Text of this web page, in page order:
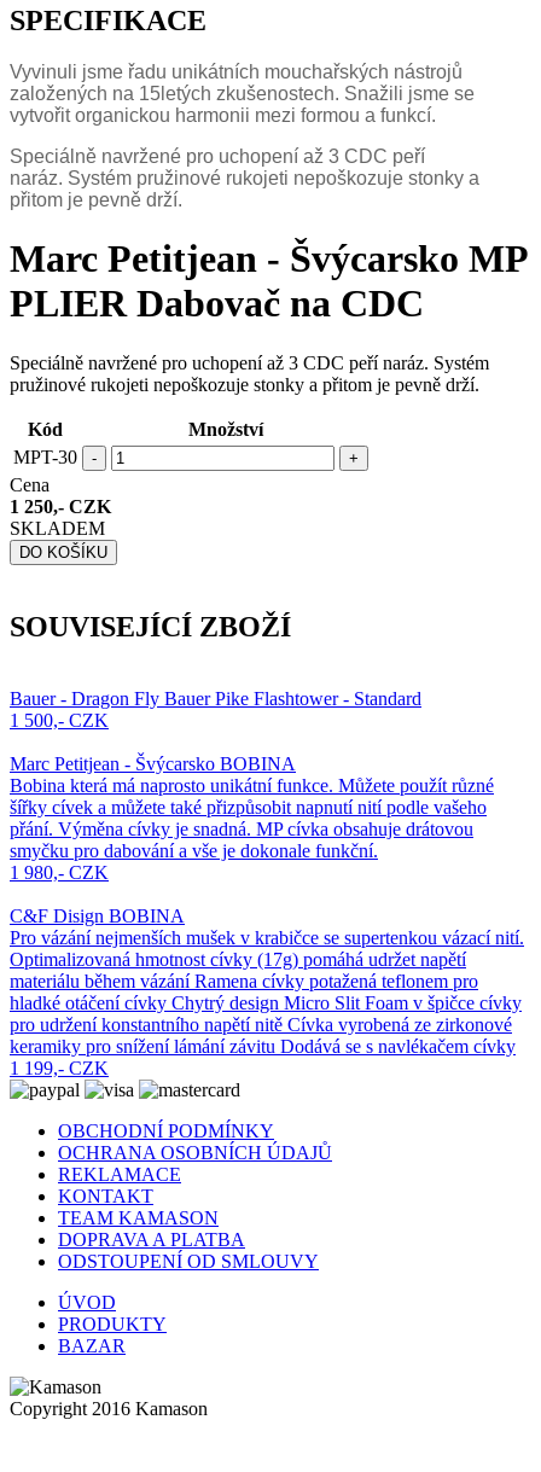
SPECIFIKACE
Vyvinuli jsme řadu unikátních mouchařských nástrojů
založených na 15letých zkušenostech. Snažili jsme se
vytvořit organickou harmonii mezi formou a funkcí.
Speciálně navržené pro uchopení až 3 CDC peří
naráz. Systém pružinové rukojeti nepoškozuje stonky a
přitom je pevně drží.
Marc Petitjean - Švýcarsko MP
PLIER Dabovač na CDC
Speciálně navržené pro uchopení až 3 CDC peří naráz. Systém
pružinové rukojeti nepoškozuje stonky a přitom je pevně drží.
Kód
Množství
MPT-30
- +
Cena
1 250,- CZK
SKLADEM
DO KOŠÍKU
SOUVISEJÍCÍ ZBOŽÍ
Bauer - Dragon Fly Bauer Pike Flashtower - Standard
1 500,- CZK
Marc Petitjean - Švýcarsko BOBINA
Bobina která má naprosto unikátní funkce. Můžete použít různé
šířky cívek a můžete také přizpůsobit napnutí nití podle vašeho
přání. Výměna cívky je snadná. MP cívka obsahuje drátovou
smyčku pro dabování a vše je dokonale funkční.
1 980,- CZK
C&F Disign BOBINA
Pro vázání nejmenších mušek v krabičce se supertenkou vázací nití.
Optimalizovaná hmotnost cívky (17g) pomáhá udržet napětí
materiálu během vázání Ramena cívky potažená teflonem pro
hladké otáčení cívky Chytrý design Micro Slit Foam v špičce cívky
pro udržení konstantního napětí nitě Cívka vyrobená ze zirkonové
keramiky pro snížení lámání závitu Dodává se s navlékačem cívky
1 199,- CZK
OBCHODNÍ PODMÍNKY
OCHRANA OSOBNÍCH ÚDAJŮ
REKLAMACE
KONTAKT
TEAM KAMASON
DOPRAVA A PLATBA
ODSTOUPENÍ OD SMLOUVY
ÚVOD
PRODUKTY
BAZAR
Copyright 2016 Kamason